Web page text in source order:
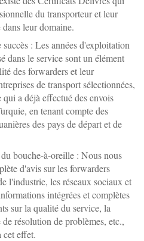
du transporteur et leur
leur domaine.
: Les années d'exploitation
dans le service sont un élément
des forwarders et leur
de transport sélectionnées,
a déjà effectué des envois
en tenant compte des
des pays de départ et de
bouche-à-oreille : Nous nous
d'avis sur les forwarders
l'industrie, les réseaux sociaux et
intégrées et complètes
sur la qualité du service, la
résolution de problèmes, etc.,
cet effet.